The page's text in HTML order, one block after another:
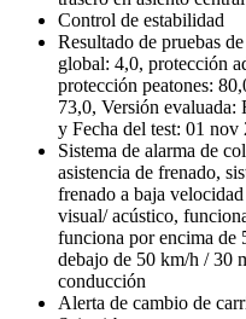
Control de estabilidad
Resultado de pruebas
global: 4,0, protección
protección peatones:
73,0, Versión
y Fecha del test: 01 nov
Sistema de alarma de
asistencia de frenado,
frenado a baja
visual/ acústico,
funciona por encima de
debajo de 50 km/h / 30
conducción
Alerta de cambio de